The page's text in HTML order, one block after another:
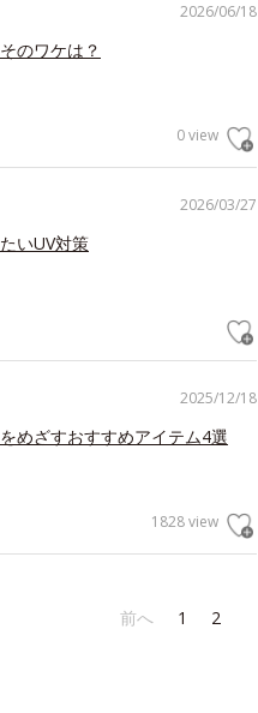
2026/06/18
のワケは？
0 view
2026/03/27
いUV対策
2025/12/18
めざすおすすめアイテム4選
1828 view
前へ 1 2